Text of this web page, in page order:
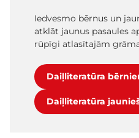
Iedvesmo bērnus un
atklāt jaunus pasaules
rūpīgi atlasītajām
Daiļliteratūra
Daiļliteratūra